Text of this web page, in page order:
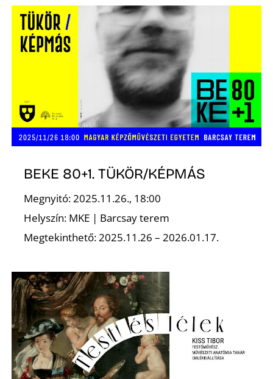
BEKE 80+1. TÜKÖR/KÉPMÁS
Megnyitó: 2025.11.26., 18:00
Helyszín: MKE | Barcsay terem
Megtekinthető: 2025.11.26 – 2026.01.17.